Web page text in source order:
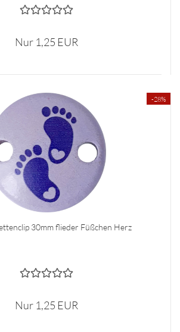
Nur 1,25 EUR
-28%
30mm flieder Füßchen Herz
Nur 1,25 EUR